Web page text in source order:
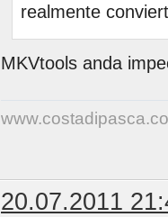
realmente
MKVtools anda
20.07.2011